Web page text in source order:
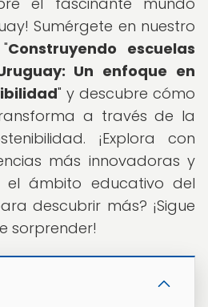
Sumérgete en nuestro
Construyendo escuelas
Un enfoque en
" y descubre cómo
a través de la
¡Explora con
más innovadoras y
el ámbito educativo del
descubrir más? ¡Sigue
sorprender!